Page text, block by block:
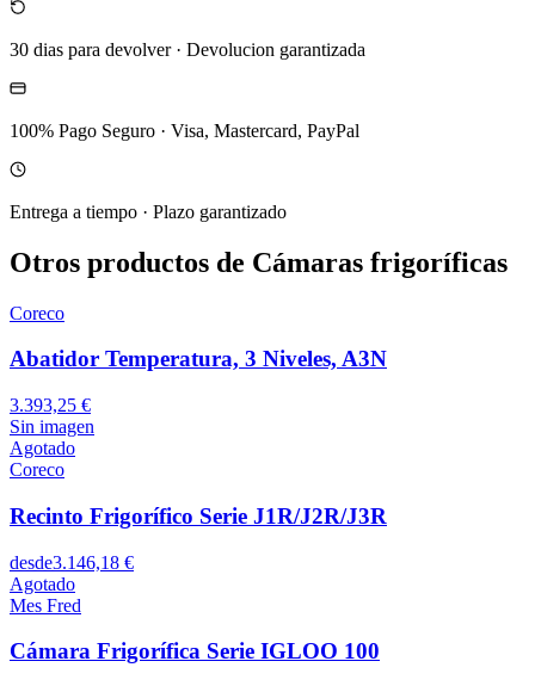
30 dias para devolver· Devolucion garantizada
100% Pago Seguro · Visa, Mastercard, PayPal
Entrega a tiempo · Plazo garantizado
Otros productos de Cámaras frigoríficas
Coreco
Abatidor Temperatura, 3 Niveles, A3N
3.393,25 €
Sin imagen
Agotado
Coreco
Recinto Frigorífico Serie J1R/J2R/J3R
desde3.146,18 €
Agotado
Mes Fred
Cámara Frigorífica Serie IGLOO 100